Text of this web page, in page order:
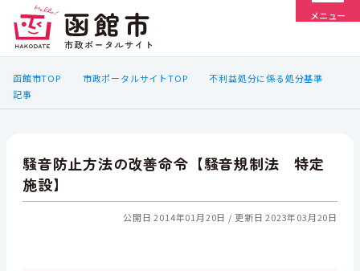
メニュー
函館市TOP 市政ポータルサイトTOP
不利益処分に係る処分基準
記事
騒音防止方法の改善命令【騒音規制法 特定
施設】
公開日 2014年01月20日 更新日 2023年03月20日